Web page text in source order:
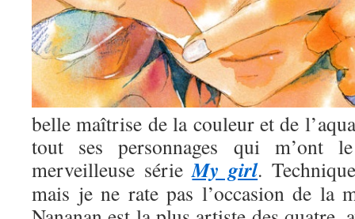
belle maîtrise de la couleur et de
tout ses personnages qui m’ont
merveilleuse sérieMy girl.
mais je ne rate pas l’occasion de la